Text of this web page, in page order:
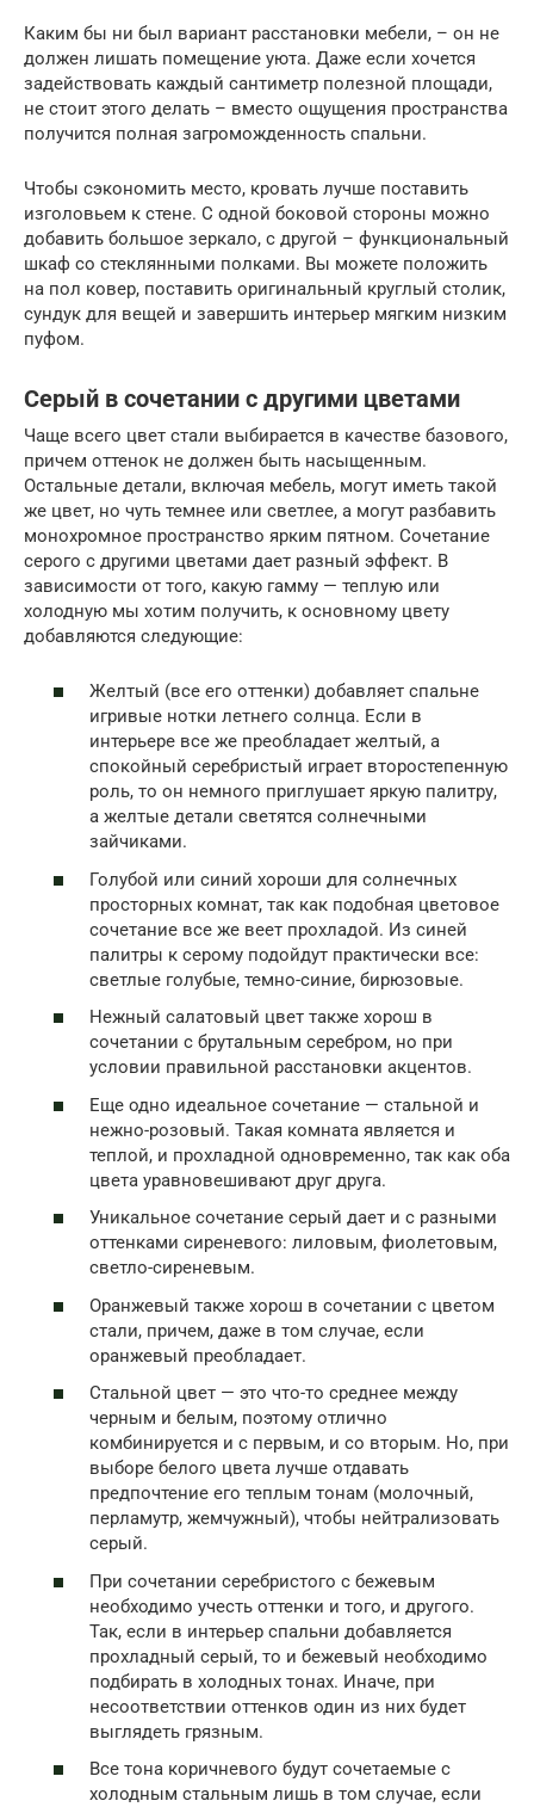
Каким бы ни был вариант расстановки мебели, – он не
должен лишать помещение уюта. Даже если хочется
задействовать каждый сантиметр полезной площади,
не стоит этого делать – вместо ощущения пространства
получится полная загроможденность спальни.
Чтобы сэкономить место, кровать лучше поставить
изголовьем к стене. С одной боковой стороны можно
добавить большое зеркало, с другой – функциональный
шкаф со стеклянными полками. Вы можете положить
на пол ковер, поставить оригинальный круглый столик,
сундук для вещей и завершить интерьер мягким низким
пуфом.
Серый в сочетании с другими цветами
Чаще всего цвет стали выбирается в качестве базового,
причем оттенок не должен быть насыщенным.
Остальные детали, включая мебель, могут иметь такой
же цвет, но чуть темнее или светлее, а могут разбавить
монохромное пространство ярким пятном. Сочетание
серого с другими цветами дает разный эффект. В
зависимости от того, какую гамму — теплую или
холодную мы хотим получить, к основному цвету
добавляются следующие:
Желтый (все его оттенки) добавляет спальне
игривые нотки летнего солнца. Если в
интерьере все же преобладает желтый, а
спокойный серебристый играет второстепенную
роль, то он немного приглушает яркую палитру,
а желтые детали светятся солнечными
зайчиками.
Голубой или синий хороши для солнечных
просторных комнат, так как подобная цветовое
сочетание все же веет прохладой. Из синей
палитры к серому подойдут практически все:
светлые голубые, темно-синие, бирюзовые.
Нежный салатовый цвет также хорош в
сочетании с брутальным серебром, но при
условии правильной расстановки акцентов.
Еще одно идеальное сочетание — стальной и
нежно-розовый. Такая комната является и
теплой, и прохладной одновременно, так как оба
цвета уравновешивают друг друга.
Уникальное сочетание серый дает и с разными
оттенками сиреневого: лиловым, фиолетовым,
светло-сиреневым.
Оранжевый также хорош в сочетании с цветом
стали, причем, даже в том случае, если
оранжевый преобладает.
Стальной цвет — это что-то среднее между
черным и белым, поэтому отлично
комбинируется и с первым, и со вторым. Но, при
выборе белого цвета лучше отдавать
предпочтение его теплым тонам (молочный,
перламутр, жемчужный), чтобы нейтрализовать
серый.
При сочетании серебристого с бежевым
необходимо учесть оттенки и того, и другого.
Так, если в интерьер спальни добавляется
прохладный серый, то и бежевый необходимо
подбирать в холодных тонах. Иначе, при
несоответствии оттенков один из них будет
выглядеть грязным.
Все тона коричневого будут сочетаемые с
холодным стальным лишь в том случае, если